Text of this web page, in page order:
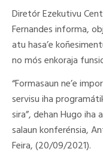
Diretór Ezekutivu
Fernandes informa,
atu hasa’e
no mós enkoraja
“Formasaun ne’e
servisu iha
sira”, dehan Hugo iha
salaun konferénsia,
Feira, (20/09/2021).